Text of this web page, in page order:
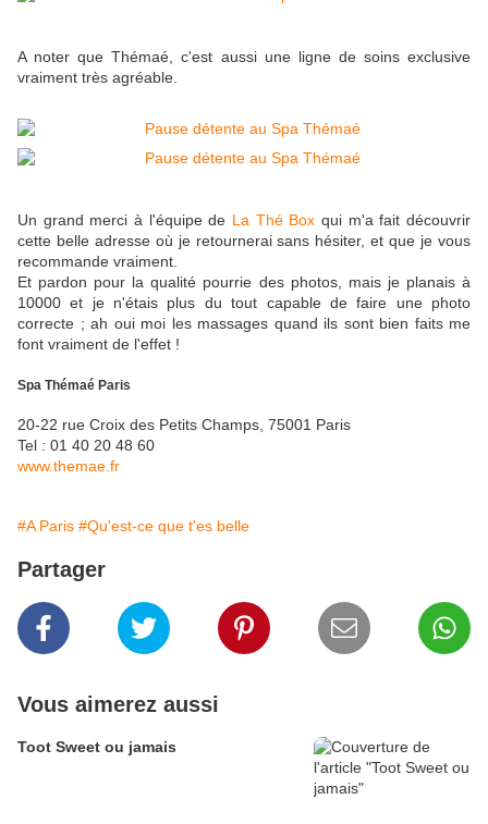
A noter que Thémaé, c'est aussi une ligne de soins exclusive
vraiment très agréable.
Un grand merci à l'équipe de La Thé Box qui m'a fait découvrir
cette belle adresse où je retournerai sans hésiter, et que je vous
recommande vraiment.
Et pardon pour la qualité pourrie des photos, mais je planais à
10000 et je n'étais plus du tout capable de faire une photo
correcte ; ah oui moi les massages quand ils sont bien faits me
font vraiment de l'effet !
Spa Thémaé Paris
20-22 rue Croix des Petits Champs, 75001 Paris
Tel : 01 40 20 48 60
www.themae.fr
#A Paris #Qu'est-ce que t'es belle
Partager
Vous aimerez aussi
Toot Sweet ou jamais